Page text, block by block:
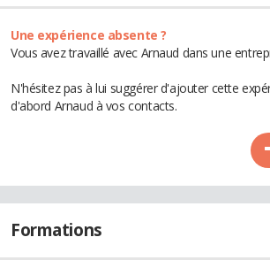
Une expérience absente ?
Vous avez travaillé avec Arnaud dans une
N'hésitez pas à lui suggérer d'ajouter cette
d'abord Arnaud à vos contacts.
Formations